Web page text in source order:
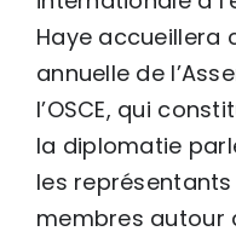
Haye accueillera
annuelle de
l’OSCE, qui
la diplomatie
les
membres autour